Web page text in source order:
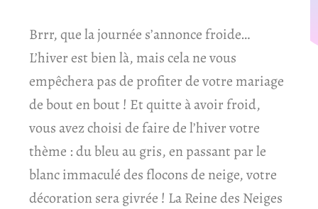
Brrr, que la journée s’annonce froide…
L’hiver est bien là, mais cela ne vous
empêchera pas de profiter de votre mariage
de bout en bout ! Et quitte à avoir froid,
vous avez choisi de faire de l’hiver votre
thème : du bleu au gris, en passant par le
blanc immaculé des flocons de neige, votre
décoration sera givrée ! La Reine des Neiges